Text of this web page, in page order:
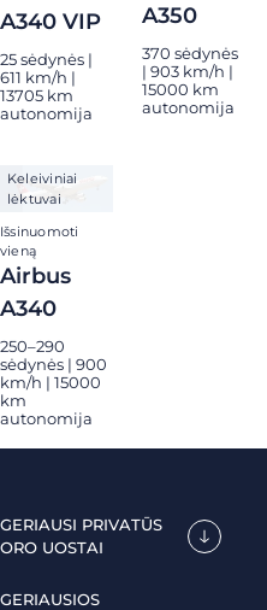
A340 VIP
25 sėdynės |
611 km/h |
13705 km
autonomija
A350
370 sėdynės
| 903 km/h |
15000 km
autonomija
Keleiviniai
lėktuvai
Išsinuomoti
vieną
Airbus
A340
250–290
sėdynės | 900
km/h | 15000
km
autonomija
GERIAUSI PRIVATŪS
ORO UOSTAI
GERIAUSIOS